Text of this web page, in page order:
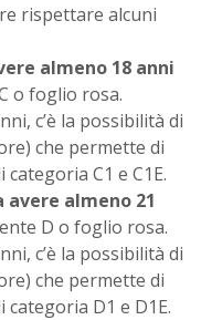
rispettare alcuni
almeno 18 anni
o foglio rosa.
c’è la possibilità di
che permette di
C1 e C1E.
avere almeno 21
D o foglio rosa.
c’è la possibilità di
che permette di
D1 e D1E.